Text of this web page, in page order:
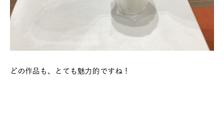
どの作品も、とても魅力的ですね！